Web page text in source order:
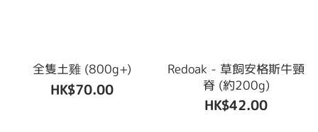
全隻土雞 (800g+)
HK$70.00
Redoak - 草飼安格斯牛頸
脊 (約200g)
HK$42.00